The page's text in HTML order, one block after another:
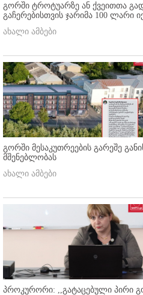
გორში ტროტუარზე ან ქვეითთა
გაჩერებისთვის ჯარიმა 100 ლარი
ახალი ამბები
გორში მესაკუთრეების გარეშე
მშენებლობას
ახალი ამბები
პროკურორი: ,,გატაცებული პირი